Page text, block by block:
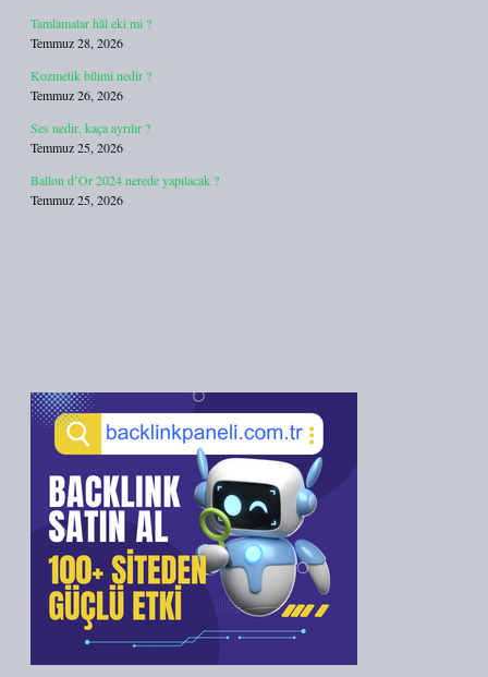
Tamlamalar hâl eki mi ?
Temmuz 28, 2026
Kozmetik bilimi nedir ?
Temmuz 26, 2026
Ses nedir, kaça ayrılır ?
Temmuz 25, 2026
Ballon d’Or 2024 nerede yapılacak ?
Temmuz 25, 2026